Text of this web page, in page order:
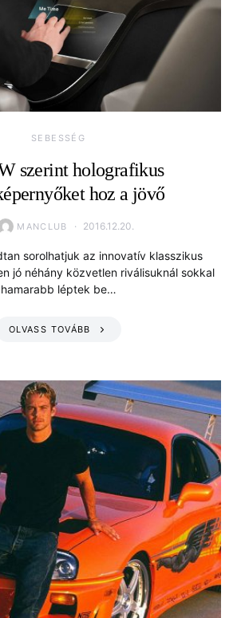
SEBESSÉG
szerint holografikus
hoz a jövő
MANCLUB 2016.12.20.
sorolhatjuk az innovatív klasszikus
jó néhány közvetlen riválisuknál sokkal
hamarabb léptek be…
OLVASS TOVÁBB